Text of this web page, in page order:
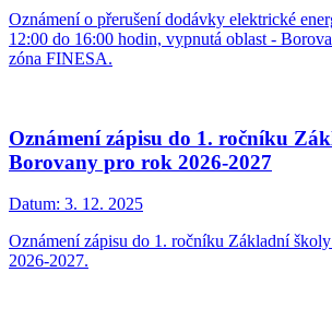
Oznámení o přerušení dodávky elektrické
12:00 do 16:00 hodin, vypnutá oblast -
zóna FINESA.
Oznámení zápisu do 1. ročníku
Borovany pro rok 2026-2027
Datum: 3. 12. 2025
Oznámení zápisu do 1. ročníku Základní
2026-2027.